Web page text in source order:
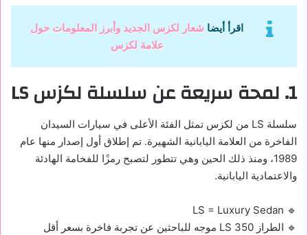
اقرأ أيضا شعار لكزس الجديد وأبرز المعلومات حول
علامة لكزس
1. لمحة سريعة عن سلسلة لكزس LS
سلسلة LS من لكزس تمثل الفئة الأعلى في سيارات السيدان
الفاخرة من العلامة اليابانية الشهيرة. تم إطلاق أول إصدار منها عام
1989، ومنذ ذلك الحين وهي تتطور لتصبح رمزًا للفخامة الهادئة
والاعتمادية اليابانية.
🔹 LS = Luxury Sedan
🔹 الطراز LS 350 موجه للباحثين عن تجربة فاخرة بسعر أقل